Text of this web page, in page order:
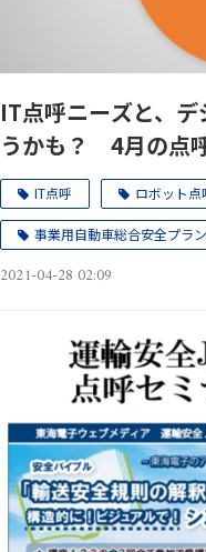
IT点呼ニーズと、
うかも？ 4月の点
2021年
IT点呼 ロボット点
事業用自動車総合安全プラ
2021-04-28 02:09